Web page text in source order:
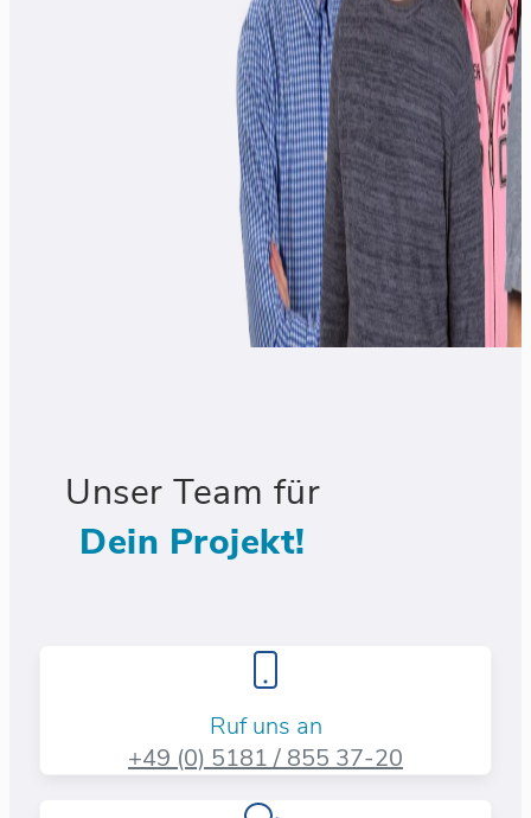
Unser Team für
Dein Projekt!
Ruf uns an
+49 (0) 5181 / 855 37-20​